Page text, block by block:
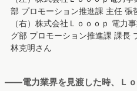
部 プロモーション推進課 主任 張
（右）株式会社Ｌｏｏｏｐ 電力
グ部 プロモーション推進課 課長
林克明さん
――電力業界を見渡した時、Ｌ